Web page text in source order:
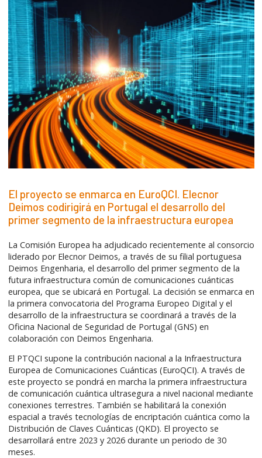
El proyecto se enmarca en EuroQCI. Elecnor
Deimos codirigirá en Portugal el desarrollo del
primer segmento de la infraestructura europea
La Comisión Europea ha adjudicado recientemente al consorcio
liderado por Elecnor Deimos, a través de su filial portuguesa
Deimos Engenharia, el desarrollo del primer segmento de la
futura infraestructura común de comunicaciones cuánticas
europea, que se ubicará en Portugal. La decisión se enmarca en
la primera convocatoria del Programa Europeo Digital y el
desarrollo de la infraestructura se coordinará a través de la
Oficina Nacional de Seguridad de Portugal (GNS) en
colaboración con Deimos Engenharia.
El PTQCI supone la contribución nacional a la Infraestructura
Europea de Comunicaciones Cuánticas (EuroQCI). A través de
este proyecto se pondrá en marcha la primera infraestructura
de comunicación cuántica ultrasegura a nivel nacional mediante
conexiones terrestres. También se habilitará la conexión
espacial a través tecnologías de encriptación cuántica como la
Distribución de Claves Cuánticas (QKD). El proyecto se
desarrollará entre 2023 y 2026 durante un periodo de 30
meses.